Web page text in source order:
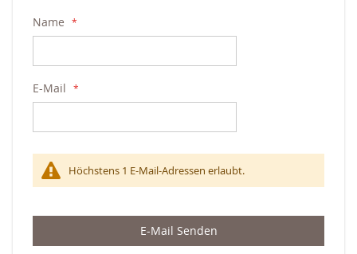
Name
E-Mail
Höchstens 1 E-Mail-Adressen erlaubt.
E-Mail Senden